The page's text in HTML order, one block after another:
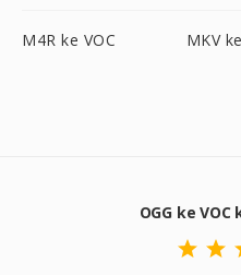
M4R ke VOC MKV
OGG ke